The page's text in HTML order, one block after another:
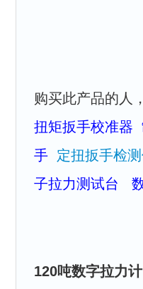
购买此产品的人
扭矩扳手校准器
手 定扭扳手检
子拉力测试台
120吨数字拉力